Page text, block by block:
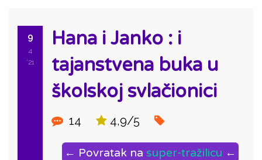
9
4
'21
Hana i Janko : i
tajanstvena buka u
školskoj svlačionici
14 4,9/5
← Povratak na super-tražilicu ←